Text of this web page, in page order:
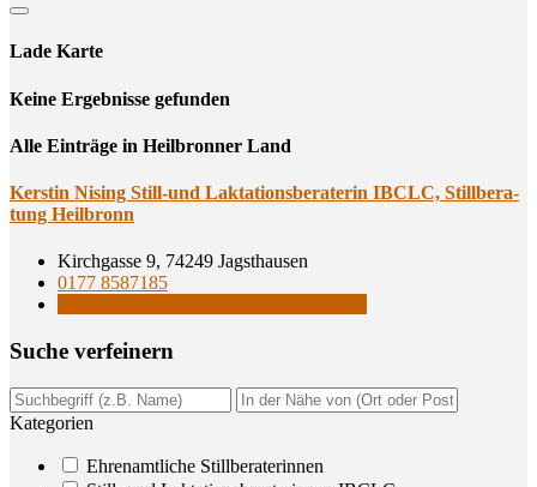
Lade Karte
Кeine Ergebnisse gefunden
Alle Einträge in Heilbronner Land
Kers­tin Nis­ing Still-und Lak­ta­ti­ons­be­ra­te­rin IBCLC, Still­be­ra­
tung Heilbronn
Kirchgasse 9, 74249 Jagsthausen
0177 8587185
Suche ver­fei­nern
Kategorien
Ehrenamtliche Stillberaterinnen